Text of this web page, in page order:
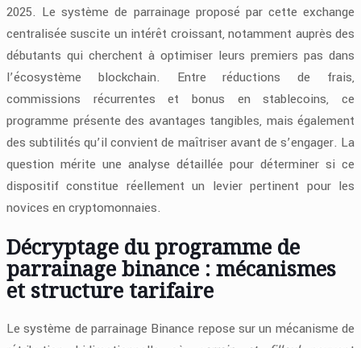
2025. Le système de parrainage proposé par cette exchange
centralisée suscite un intérêt croissant, notamment auprès des
débutants qui cherchent à optimiser leurs premiers pas dans
l’écosystème blockchain. Entre réductions de frais,
commissions récurrentes et bonus en stablecoins, ce
programme présente des avantages tangibles, mais également
des subtilités qu’il convient de maîtriser avant de s’engager. La
question mérite une analyse détaillée pour déterminer si ce
dispositif constitue réellement un levier pertinent pour les
novices en cryptomonnaies.
Décryptage du programme de
parrainage binance : mécanismes
et structure tarifaire
Le système de parrainage Binance repose sur un mécanisme de